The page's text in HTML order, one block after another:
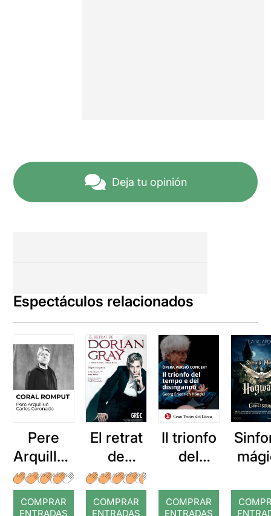
Deja tu opinión
Espectáculos relacionados
Pere
Arquillué
: Coral
romput
COMPRAR
ENTRADAS
El retrat
de
Dorian
Gray
COMPRAR
ENTRADAS
Il trionfo
del
del
COMPRAR
ENTRADAS